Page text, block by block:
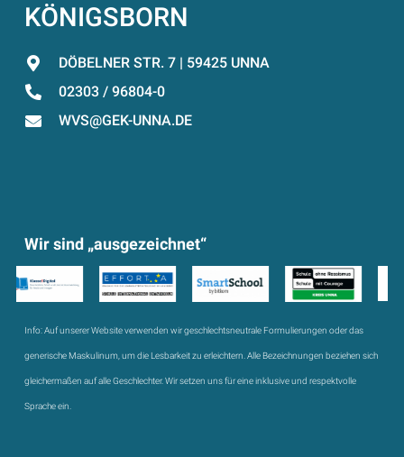
KÖNIGSBORN
DÖBELNER STR. 7 | 59425 UNNA
02303 / 96804-0
WVS@GEK-UNNA.DE
Wir sind „ausgezeichnet“
Info:Auf unserer Website verwenden wir geschlechtsneutrale Formulierungen oder das
generische Maskulinum, um die Lesbarkeit zu erleichtern. Alle Bezeichnungen beziehen sich
gleichermaßen auf alle Geschlechter. Wir setzen uns für eine inklusive und respektvolle
Sprache ein.